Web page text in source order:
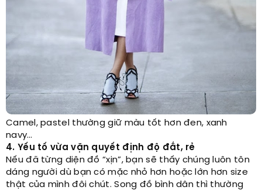
Camel, pastel thường giữ màu tốt hơn đen, xanh
navy…
4. Yếu tố vừa vặn quyết định độ đắt, rẻ
Nếu đã từng diện đồ “xịn”, bạn sẽ thấy chúng luôn tôn
dáng người dù bạn có mặc nhỏ hơn hoặc lớn hơn size
thật của mình đôi chút. Song đồ bình dân thì thường